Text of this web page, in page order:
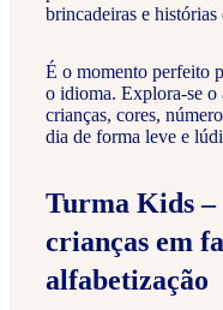
brincadeiras e histórias
É o momento perfeito
o idioma. Explora-se o
crianças, cores,
dia de forma leve e
Turma Kids –
crianças em
alfabetização